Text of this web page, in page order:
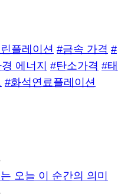
플레이션 #금속 가격 #
에너지 #탄소가격 #태
#화석연료플레이션
오늘 이 순간의 의미